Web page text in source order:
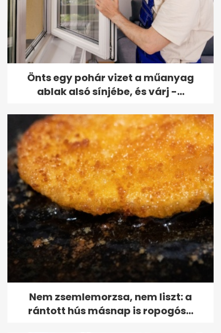
Önts egy pohár vizet a műanyag
ablak alsó sínjébe, és várj -...
Nem zsemlemorzsa, nem liszt: a
rántott hús másnap is ropogós...